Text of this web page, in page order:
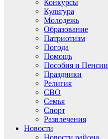
Конкурсы
Культура
Молодежь
Образование
Патриотизм
Погода
Помощь
Пособия и Пенсии
Праздники
Религия
СВО
Семья
Спорт
Развлечения
Новости
Новости района